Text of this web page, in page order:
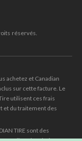
réservés.
achetez et Canadian
sur cette facture. Le
utilisent ces frais
et du traitement des
TIRE sont des